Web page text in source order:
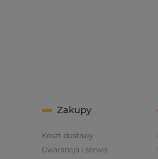
Zakupy
Koszt dostawy
Gwarancja i serwis